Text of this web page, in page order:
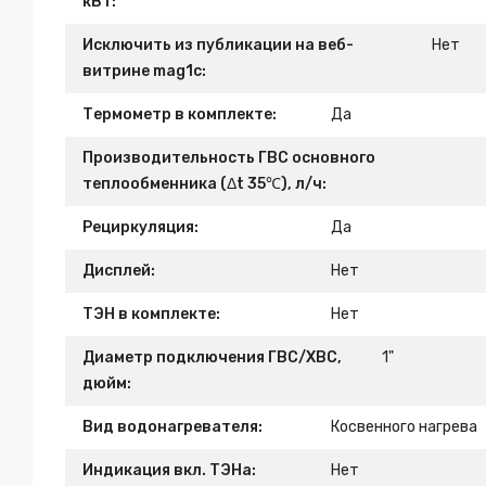
Исключить из публикации на веб-
витрине mag1c:
Нет
Термометр в комплекте: Да
Производительность ГВС основного
теплообменника (Δt 35℃), л/ч:
Рециркуляция: Да
Дисплей: Нет
ТЭН в комплекте: Нет
Диаметр подключения ГВС/ХВС,
дюйм:
1"
Вид водонагревателя: Косвенного нагрева
Индикация вкл. ТЭНа: Нет